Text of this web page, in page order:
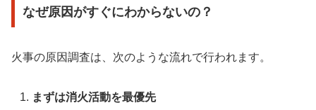
なぜ原因がすぐにわからないの？
火事の原因調査は、次のような流れで行われます。
まずは消火活動を最優先